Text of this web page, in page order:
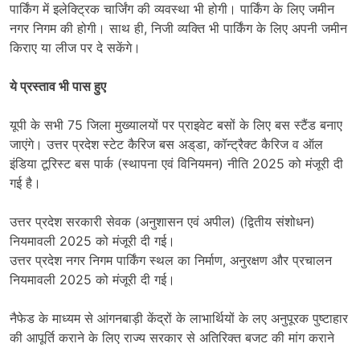
पार्किंग में इलेक्ट्रिक चार्जिंग की व्यवस्था भी होगी। पार्किंग के लिए जमीन
नगर निगम की होगी। साथ ही, निजी व्यक्ति भी पार्किंग के लिए अपनी जमीन
किराए या लीज पर दे सकेंगे।
ये प्रस्ताव भी पास हुए
यूपी के सभी 75 जिला मुख्यालयों पर प्राइवेट बसों के लिए बस स्टैंड बनाए
जाएंगे। उत्तर प्रदेश स्टेट कैरिज बस अड्‌डा, कॉन्ट्रैक्ट कैरिज व ऑल
इंडिया टूरिस्ट बस पार्क (स्थापना एवं विनियमन) नीति 2025 को मंजूरी दी
गई है।
उत्तर प्रदेश सरकारी सेवक (अनुशासन एवं अपील) (द्वितीय संशोधन)
नियमावली 2025 को मंजूरी दी गई।
उत्तर प्रदेश नगर निगम पार्किंग स्थल का निर्माण, अनुरक्षण और प्रचालन
नियमावली 2025 को मंजूरी दी गई।
नैफेड के माध्यम से आंगनबाड़ी केंद्रों के लाभार्थियों के लए अनुपूरक पुष्टाहार
की आपूर्ति कराने के लिए राज्य सरकार से अतिरिक्त बजट की मांग कराने